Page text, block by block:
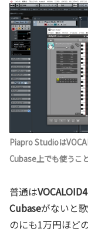
Piapro Studioは
Cubase上でも使うこ
普通は
Cubaseがないと
のにも1万円ほど